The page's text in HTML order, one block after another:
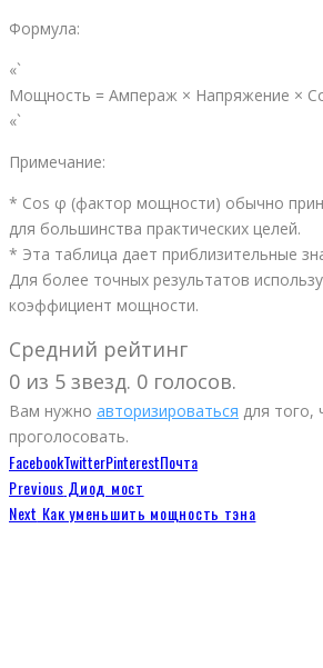
Формула:
«`
Мощность = Ампераж × Напряжение ×
«`
Примечание:
* Cos φ (фактор мощности) обычно
для большинства практических целей.
* Эта таблица дает приблизительные
Для более точных результатов
коэффициент мощности.
Средний рейтинг
0 из 5 звезд. 0 голосов.
Вам нужно авторизироваться для того,
проголосовать.
FacebookTwitterPinterestПочта
Previous Диод мост
Next Как уменьшить мощность тэна